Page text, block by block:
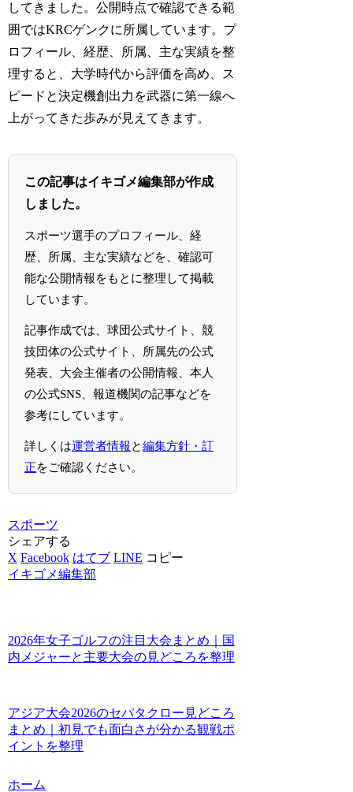
してきました。公開時点で確認できる範
囲ではKRCゲンクに所属しています。プ
ロフィール、経歴、所属、主な実績を整
理すると、大学時代から評価を高め、ス
ピードと決定機創出力を武器に第一線へ
上がってきた歩みが見えてきます。
この記事はイキゴメ編集部が作成
しました。
スポーツ選手のプロフィール、経
歴、所属、主な実績などを、確認可
能な公開情報をもとに整理して掲載
しています。
記事作成では、球団公式サイト、競
技団体の公式サイト、所属先の公式
発表、大会主催者の公開情報、本人
の公式SNS、報道機関の記事などを
参考にしています。
詳しくは運営者情報と編集方針・訂
正をご確認ください。
スポーツ
シェアする
X Facebook はてブ LINE コピー
イキゴメ編集部
2026年女子ゴルフの注目大会まとめ｜国
内メジャーと主要大会の見どころを整理
アジア大会2026のセパタクロー見どころ
まとめ｜初見でも面白さが分かる観戦ポ
イントを整理
ホーム